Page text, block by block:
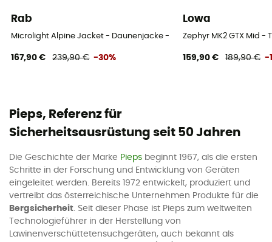
Rab
Microlight Alpine Jacket - Daunenjacke - Herren
167,90 € 239,90 € -30%
Lowa
Zephyr MK2 GTX Mid -
159,90 € 189,90 € -
Pieps, Referenz für
Sicherheitsausrüstung seit 50 Jahren
Die Geschichte der Marke Pieps beginnt 1967, als die ersten
Schritte in der Forschung und Entwicklung von Geräten
eingeleitet werden. Bereits 1972 entwickelt, produziert und
vertreibt das österreichische Unternehmen Produkte für die
Bergsicherheit. Seit dieser Phase ist Pieps zum weltweiten
Technologieführer in der Herstellung von
Lawinenverschüttetensuchgeräten, auch bekannt als